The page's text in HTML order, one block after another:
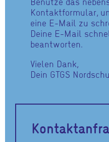
Kontaktformular,
eine E-Mail zu
Deine E-Mail
beantworten.
Vielen Dank,
Dein GTGS